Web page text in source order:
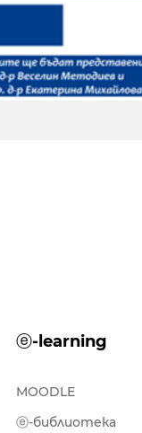
ⓔ-learning
MOODLE
ⓔ-библиотека